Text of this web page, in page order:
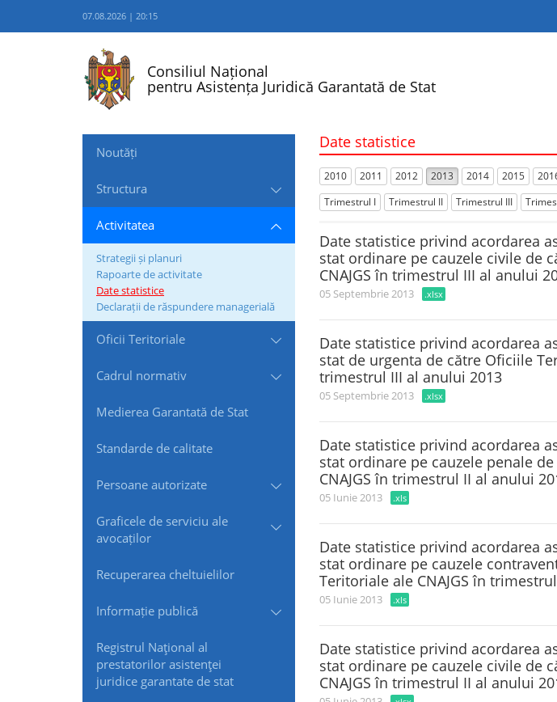
07.08.2026 | 20:15
Consiliul Național
pentru Asistența Juridică Garantată de Stat
Noutăți
Structura
Activitatea
Strategii și planuri
Rapoarte de activitate
Date statistice
Declarații de răspundere managerială
Oficii Teritoriale
Cadrul normativ
Medierea Garantată de Stat
Standarde de сalitate
Persoane autorizate
Graficele de serviciu ale
avocaților
Recuperarea cheltuielilor
Informație publică
Registrul Naţional al
prestatorilor asistenţei
juridice garantate de stat
Date statistice
2010 2011 2012 2013 2014 2015
Trimestrul I
Trimestrul II Trimestrul III
Date statistice privind acordarea
stat ordinare pe cauzele civile de
CNAJGS în trimestrul III al anului
05 Septembrie 2013 .xlsx
Date statistice privind acordarea
stat de urgenta de către Oficiile
trimestrul III al anului 2013
05 Septembrie 2013 .xlsx
Date statistice privind acordarea
stat ordinare pe cauzele penale
CNAJGS în trimestrul II al anului
05 Iunie 2013 .xls
Date statistice privind acordarea
stat ordinare pe cauzele
Teritoriale ale CNAJGS în
05 Iunie 2013 .xls
Date statistice privind acordarea
stat ordinare pe cauzele civile de
CNAJGS în trimestrul II al anului